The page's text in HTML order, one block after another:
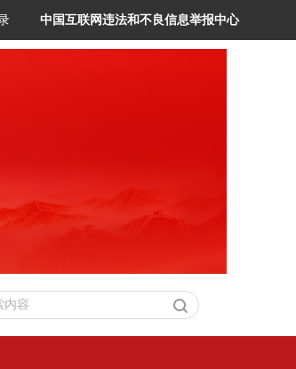
中国互联网违法和不良信息举报中心
内容